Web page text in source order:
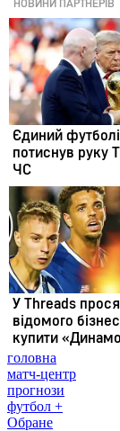
головна
матч-центр
прогнози
футбол +
Обране